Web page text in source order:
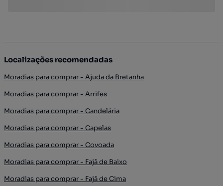
Localizações recomendadas
Moradias para comprar - Ajuda da Bretanha
Moradias para comprar - Arrifes
Moradias para comprar - Candelária
Moradias para comprar - Capelas
Moradias para comprar - Covoada
Moradias para comprar - Fajã de Baixo
Moradias para comprar - Fajã de Cima